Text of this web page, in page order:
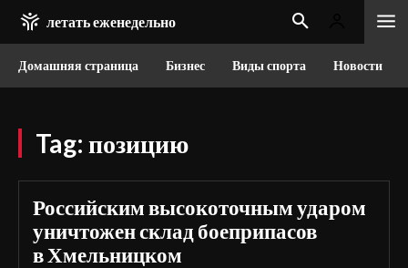
летать еженедельно
Домашняя страница Бизнес Виды спорта Новости
Tag: позицию
Российским высокоточным ударом
уничтожен склад боеприпасов
в Хмельницком